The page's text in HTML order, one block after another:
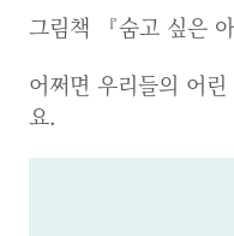
그림책 『숨고 싶은
어쩌면 우리들의 어
요.